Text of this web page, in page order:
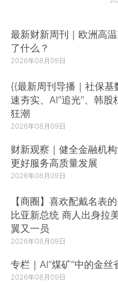
最新财新周刊｜欧洲高
了什么？
2026年08月09日
{{最新周刊导播｜社保基
速夯实、AI“追光”、韩股
狂潮
2026年08月09日
财新观察｜健全金融机
更好服务高质量发展
2026年08月09日
【商圈】喜欢配戴名表
比亚新总统 商人出身拉
翼又一员
2026年08月09日
专栏｜AI“煤矿”中的金丝
2026年08月09日